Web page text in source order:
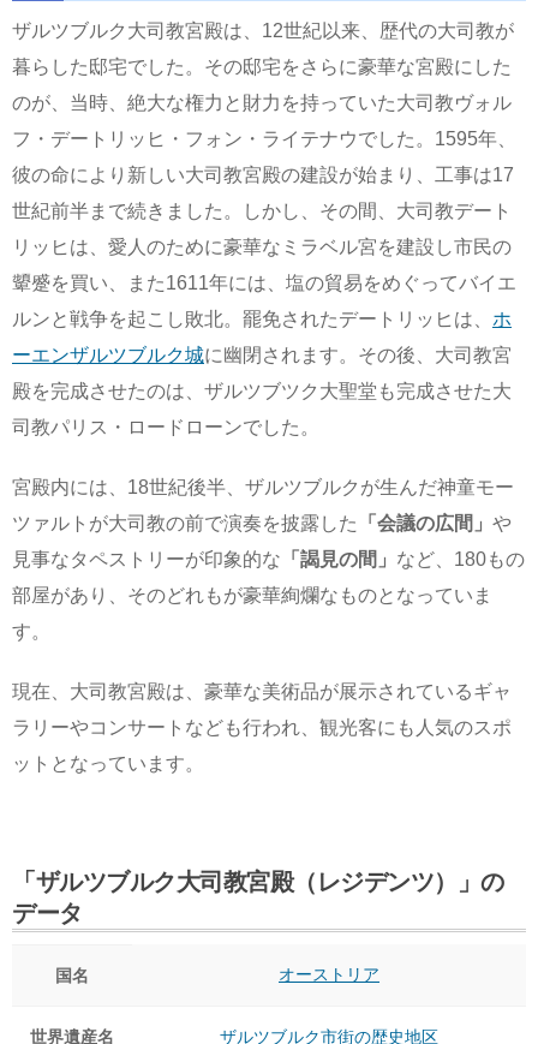
ザルツブルク大司教宮殿は、12世紀以来、歴代の大司教が
暮らした邸宅でした。その邸宅をさらに豪華な宮殿にした
のが、当時、絶大な権力と財力を持っていた大司教ヴォル
フ・デートリッヒ・フォン・ライテナウでした。1595年、
彼の命により新しい大司教宮殿の建設が始まり、工事は17
世紀前半まで続きました。しかし、その間、大司教デート
リッヒは、愛人のために豪華なミラベル宮を建設し市民の
顰蹙を買い、また1611年には、塩の貿易をめぐってバイエ
ルンと戦争を起こし敗北。罷免されたデートリッヒは、 ホ
ーエンザルツブルク城に幽閉されます。その後、大司教宮
殿を完成させたのは、ザルツブツク大聖堂も完成させた大
司教パリス・ロードローンでした。
宮殿内には、18世紀後半、ザルツブルクが生んだ神童モー
ツァルトが大司教の前で演奏を披露した
「会議の広間」 や
見事なタペストリーが印象的な 「謁見の間」 など、180もの
部屋があり、そのどれもが豪華絢爛なものとなっていま
す。
現在、大司教宮殿は、豪華な美術品が展示されているギャ
ラリーやコンサートなども行われ、観光客にも人気のスポ
ットとなっています。
「ザルツブルク大司教宮殿（レジデンツ）」の
データ
国名 オーストリア
世界遺産名 ザルツブルク市街の歴史地区